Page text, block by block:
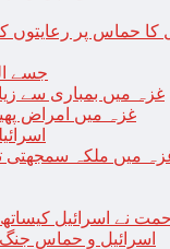
کا حماس پر رعایتوں
جسے اللہ
غزہ میں بمباری سے
غزہ میں امراض
میں ملکہ
نے اسرائیل
اسرائیل و حماس جنگ بندی میں 2 روز کی توسیع، حماس نے